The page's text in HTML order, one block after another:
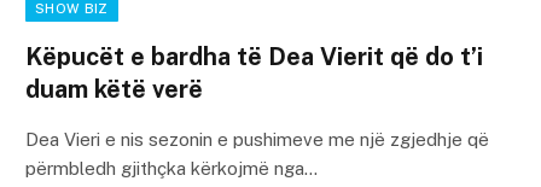
SHOW BIZ
Këpucët e bardha të Dea Vierit që do t’i
duam këtë verë
Dea Vieri e nis sezonin e pushimeve me një zgjedhje që
përmbledh gjithçka kërkojmë nga…